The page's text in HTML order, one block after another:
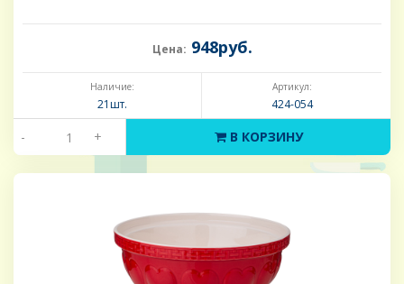
Цена: 948руб.
Наличие:
21шт.
Артикул:
424-054
- + В КОРЗИНУ